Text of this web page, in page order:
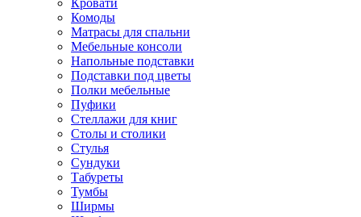
Кровати
Комоды
Матрасы для спальни
Мебельные консоли
Напольные подставки
Подставки под цветы
Полки мебельные
Пуфики
Стеллажи для книг
Столы и столики
Стулья
Сундуки
Табуреты
Тумбы
Ширмы